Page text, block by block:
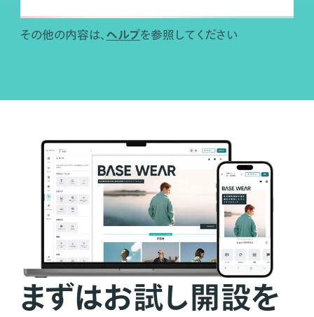
その他の内容は、 ヘルプを参照してください
まずはお試し開設を